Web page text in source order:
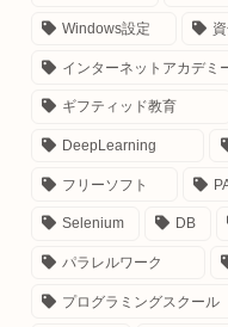
E-mail ：contact＠
（あっとまーく半角）
Windows設定
インターネットアカデミ
ギフティッド教育
DeepLearning
フリーソフト
Selenium DB
パラレルワーク
プログラミングスクール